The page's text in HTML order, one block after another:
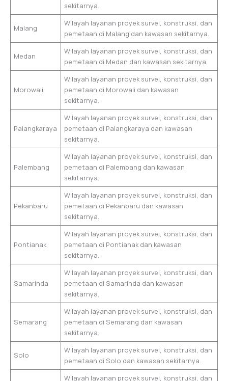
sekitarnya.
Malang
Wilayah layanan proyek survei, konstruksi, dan
pemetaan di Malang dan kawasan sekitarnya.
Medan
Wilayah layanan proyek survei, konstruksi, dan
pemetaan di Medan dan kawasan sekitarnya.
Morowali
Wilayah layanan proyek survei, konstruksi, dan
pemetaan di Morowali dan kawasan
sekitarnya.
Palangkaraya
Wilayah layanan proyek survei, konstruksi, dan
pemetaan di Palangkaraya dan kawasan
sekitarnya.
Palembang
Wilayah layanan proyek survei, konstruksi, dan
pemetaan di Palembang dan kawasan
sekitarnya.
Pekanbaru
Wilayah layanan proyek survei, konstruksi, dan
pemetaan di Pekanbaru dan kawasan
sekitarnya.
Pontianak
Wilayah layanan proyek survei, konstruksi, dan
pemetaan di Pontianak dan kawasan
sekitarnya.
Samarinda
Wilayah layanan proyek survei, konstruksi, dan
pemetaan di Samarinda dan kawasan
sekitarnya.
Semarang
Wilayah layanan proyek survei, konstruksi, dan
pemetaan di Semarang dan kawasan
sekitarnya.
Solo
Wilayah layanan proyek survei, konstruksi, dan
pemetaan di Solo dan kawasan sekitarnya.
Wilayah layanan proyek survei, konstruksi, dan